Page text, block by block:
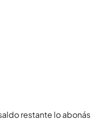
restante lo abonás